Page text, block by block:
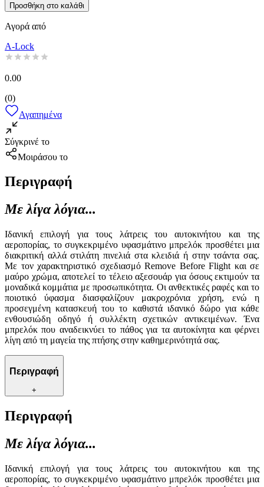
Προσθήκη στο καλάθι
Αγορά από
A-Lock
0.00
(0)
Αγαπημένα
Σύγκρινέ το
Μοιράσου το
Περιγραφή
Με λίγα λόγια...
Ιδανική επιλογή για τους λάτρεις του αυτοκινήτου και της
αεροπορίας, το συγκεκριμένο υφασμάτινο μπρελόκ προσθέτει μια
διακριτική αλλά στιλάτη πινελιά στα κλειδιά ή στην τσάντα σας.
Με τον χαρακτηριστικό σχεδιασμό Remove Before Flight και σε
μαύρο χρώμα, αποτελεί το τέλειο αξεσουάρ για όσους εκτιμούν τα
μοναδικά κομμάτια με προσωπικότητα. Οι ανθεκτικές ραφές και το
ποιοτικό ύφασμα διασφαλίζουν μακροχρόνια χρήση, ενώ η
προσεγμένη κατασκευή του το καθιστά ιδανικό δώρο για κάθε
ενθουσιώδη οδηγό ή συλλέκτη σχετικών αντικειμένων. Ένα
μπρελόκ που αναδεικνύει το πάθος για τα αυτοκίνητα και φέρνει
λίγη από τη μαγεία της πτήσης στην καθημερινότητά σας.
Περιγραφή
+
Περιγραφή
Με λίγα λόγια...
Ιδανική επιλογή για τους λάτρεις του αυτοκινήτου και της
αεροπορίας, το συγκεκριμένο υφασμάτινο μπρελόκ προσθέτει μια